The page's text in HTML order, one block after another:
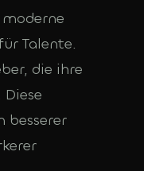
Talente.
die ihre
besserer